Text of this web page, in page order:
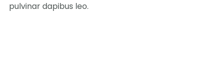
pulvinar dapibus leo.